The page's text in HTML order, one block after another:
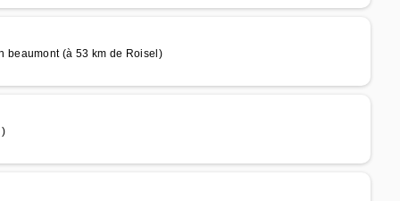
beaumont (à 53 km de Roisel)